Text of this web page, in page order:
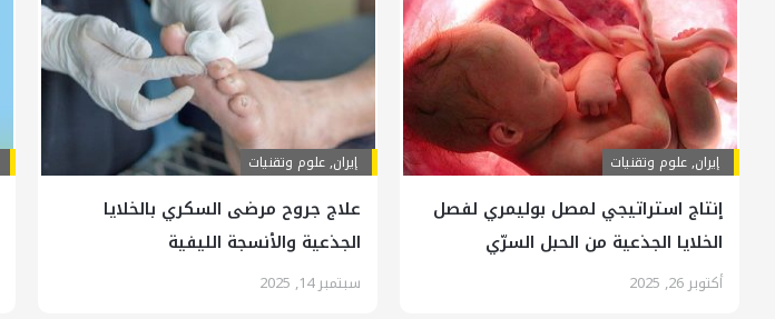
إيران,علوم وتقنيات
إنتاج استراتيجي لمصل بوليمري لفصل
الخلايا الجذعية من الحبل السرّي
أكتوبر 26, 2025
إيران,علوم وتقنيات
علاج جروح مرضى السكري بالخلايا
الجذعية والأنسجة الليفية
سبتمبر 14, 2025